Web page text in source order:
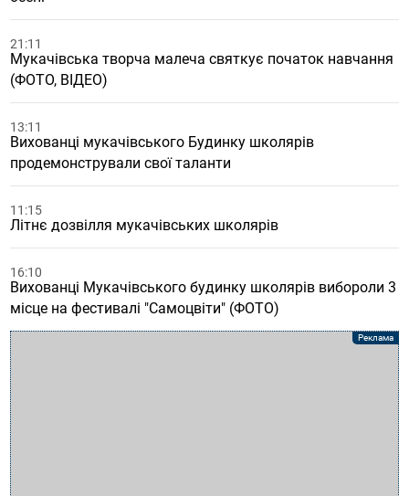
21:11
Мукачівська творча малеча святкує початок навчання
(ФОТО, ВІДЕО)
13:11
Вихованці мукачівського Будинку школярів
продемонстрували свої таланти
11:15
Літнє дозвілля мукачівських школярів
16:10
Вихованці Мукачівського будинку школярів вибороли 3
місце на фестивалі "Самоцвіти" (ФОТО)